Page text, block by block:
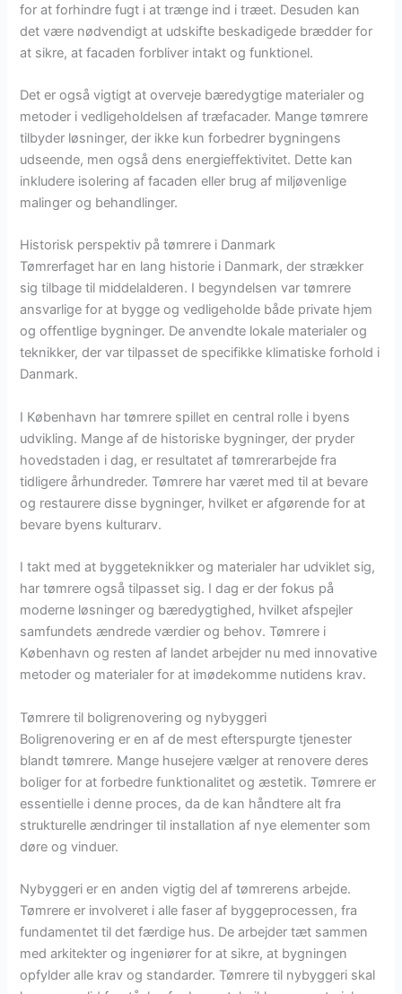
for at forhindre fugt i at trænge ind i træet. Desuden kan
det være nødvendigt at udskifte beskadigede brædder for
at sikre, at facaden forbliver intakt og funktionel.
Det er også vigtigt at overveje bæredygtige materialer og
metoder i vedligeholdelsen af træfacader. Mange tømrere
tilbyder løsninger, der ikke kun forbedrer bygningens
udseende, men også dens energieffektivitet. Dette kan
inkludere isolering af facaden eller brug af miljøvenlige
malinger og behandlinger.
Historisk perspektiv på tømrere i Danmark
Tømrerfaget har en lang historie i Danmark, der strækker
sig tilbage til middelalderen. I begyndelsen var tømrere
ansvarlige for at bygge og vedligeholde både private hjem
og offentlige bygninger. De anvendte lokale materialer og
teknikker, der var tilpasset de specifikke klimatiske forhold i
Danmark.
I København har tømrere spillet en central rolle i byens
udvikling. Mange af de historiske bygninger, der pryder
hovedstaden i dag, er resultatet af tømrerarbejde fra
tidligere århundreder. Tømrere har været med til at bevare
og restaurere disse bygninger, hvilket er afgørende for at
bevare byens kulturarv.
I takt med at byggeteknikker og materialer har udviklet sig,
har tømrere også tilpasset sig. I dag er der fokus på
moderne løsninger og bæredygtighed, hvilket afspejler
samfundets ændrede værdier og behov. Tømrere i
København og resten af landet arbejder nu med innovative
metoder og materialer for at imødekomme nutidens krav.
Tømrere til boligrenovering og nybyggeri
Boligrenovering er en af de mest efterspurgte tjenester
blandt tømrere. Mange husejere vælger at renovere deres
boliger for at forbedre funktionalitet og æstetik. Tømrere er
essentielle i denne proces, da de kan håndtere alt fra
strukturelle ændringer til installation af nye elementer som
døre og vinduer.
Nybyggeri er en anden vigtig del af tømrerens arbejde.
Tømrere er involveret i alle faser af byggeprocessen, fra
fundamentet til det færdige hus. De arbejder tæt sammen
med arkitekter og ingeniører for at sikre, at bygningen
opfylder alle krav og standarder. Tømrere til nybyggeri skal